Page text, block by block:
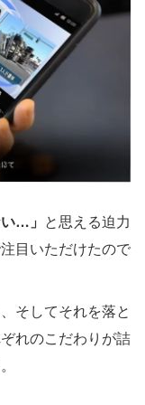
…」 と思える迫力
目いただけたので
そしてそれを落と
れのこだわりが詰